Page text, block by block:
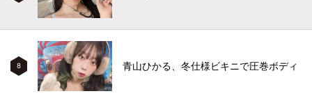
8 青山ひかる、冬仕様ビキニで圧巻ボディ